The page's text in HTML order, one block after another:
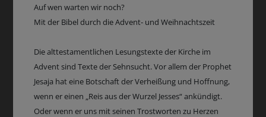
Auf wen warten wir noch?
Mit der Bibel durch die Advent- und Weihnachtszeit
Die alttestamentlichen Lesungstexte der Kirche im
Advent sind Texte der Sehnsucht. Vor allem der Prophet
Jesaja hat eine Botschaft der Verheißung und Hoffnung,
wenn er einen „Reis aus der Wurzel Jesses“ ankündigt.
Oder wenn er uns mit seinen Trostworten zu Herzen